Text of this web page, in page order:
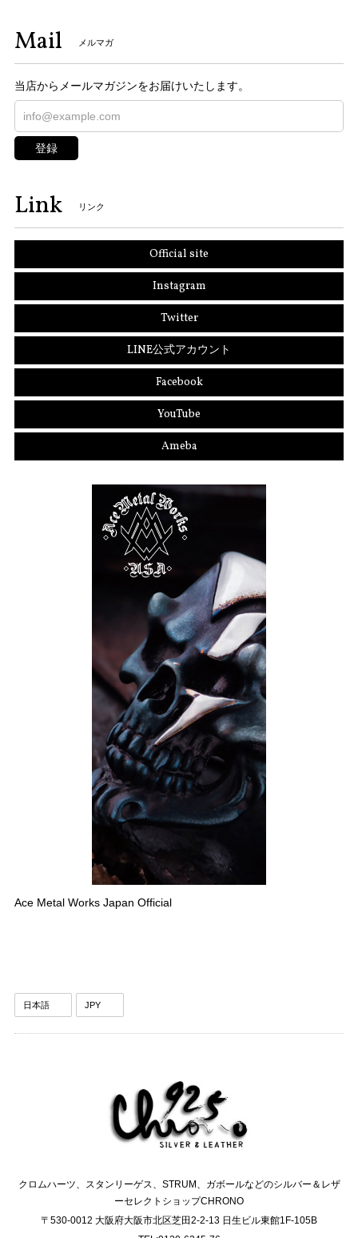
Mail メルマガ
当店からメールマガジンをお届けいたします。
登録
Link リンク
Official site
Instagram
Twitter
LINE公式アカウント
Facebook
YouTube
Ameba
Ace Metal Works Japan Official
クロムハーツ、スタンリーゲス、STRUM、ガボールなどのシルバー＆レザ
ーセレクトショップCHRONO
〒530-0012 大阪府大阪市北区芝田2-2-13 日生ビル東館1F-105B